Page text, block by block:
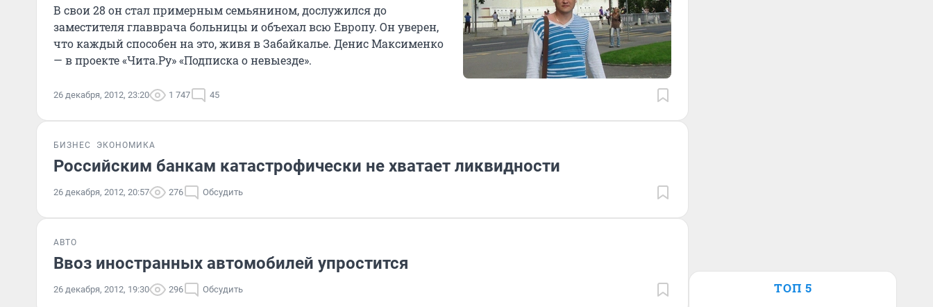
В свои 28 он стал примерным семьянином, дослужился до
заместителя главврача больницы и объехал всю Европу. Он уверен,
что каждый способен на это, живя в Забайкалье. Денис Максименко
— в проекте «Чита.Ру» «Подписка о невыезде».
26 декабря, 2012, 23:20 1 747 45
БИЗНЕС ЭКОНОМИКА
Российским банкам катастрофически не хватает ликвидности
26 декабря, 2012, 20:57 276 Обсудить
АВТО
Ввоз иностранных автомобилей упростится
26 декабря, 2012, 19:30 296 Обсудить ТОП 5